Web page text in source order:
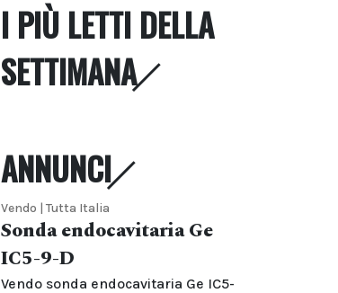
I PIÙ LETTI DELLA
SETTIMANA
ANNUNCI
Vendo | Tutta Italia
Sonda endocavitaria Ge
IC5-9-D
Vendo sonda endocavitaria Ge IC5-